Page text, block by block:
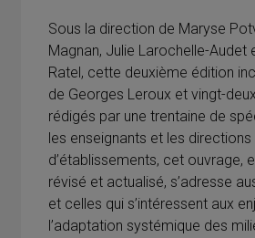
Sous la direction de Maryse
Magnan, Julie Larochelle-Audet
Ratel, cette deuxième édition
de Georges Leroux et vingt-
rédigés par une trentaine de
les enseignants et les directions
d’établissements, cet ouvrage,
révisé et actualisé, s’adresse
et celles qui s’intéressent aux
l’adaptation systémique des